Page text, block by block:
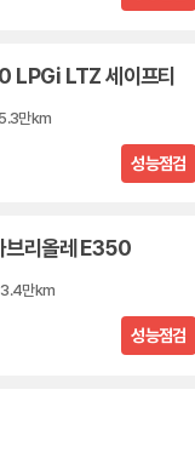
LPGi LTZ 세이프티
만km
성능점검
브리올레 E350
만km
성능점검